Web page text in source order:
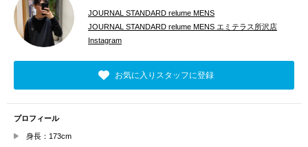
JOURNAL STANDARD relume MENS
JOURNAL STANDARD relume MENS エミテラス所沢店
Instagram
お気に入りスタッフに登録
プロフィール
身長：173cm